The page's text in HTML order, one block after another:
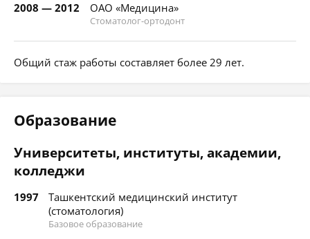
2008 — 2012 ОАО «Медицина»
Стоматолог-ортодонт
Общий стаж работы составляет более 29 лет.
Образование
Университеты, институты, академии,
колледжи
1997
Ташкентский медицинский институт
(стоматология)
Базовое образование